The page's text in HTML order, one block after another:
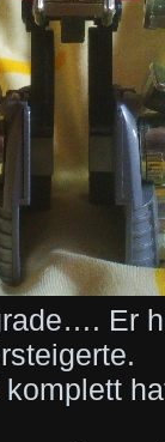
Er